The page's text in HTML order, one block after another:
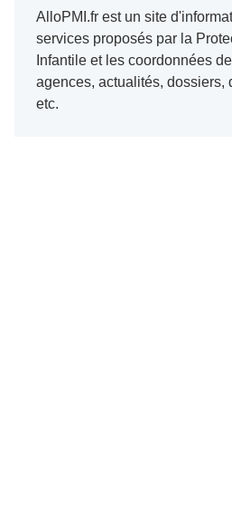
AlloPMI.fr est un site
services proposés par la
Infantile et les coordonnées
agences, actualités, dossiers,
etc.